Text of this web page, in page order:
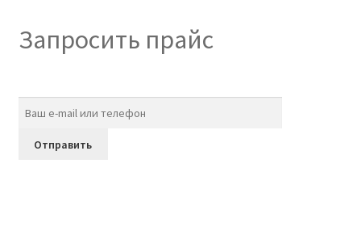
Запросить прайс